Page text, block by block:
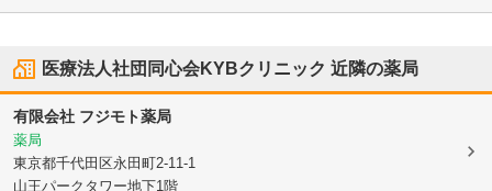
医療法人社団同心会KYBクリニック 近隣の薬局
有限会社 フジモト薬局
薬局
東京都千代田区永田町2-11-1
山王パークタワー地下1階